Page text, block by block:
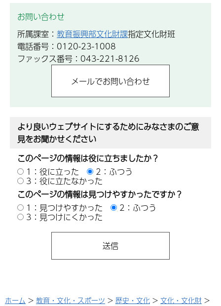
お問い合わせ
所属課室： 教育振興部文化財課指定文化財班
電話番号：0120-23-1008
ファックス番号：043-221-8126
より良いウェブサイトにするためにみなさまのご意
見をお聞かせください
このページの情報は役に立ちましたか？
1：役に立った
2：ふつう
3：役に立たなかった
このページの情報は見つけやすかったですか？
1：見つけやすかった
2：ふつう
3：見つけにくかった
ホーム > 教育・文化・スポーツ > 歴史・文化 > 文化・文化財 >